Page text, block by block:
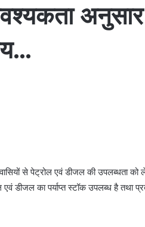
से पेट्रोल एवं डीजल की उपलब्धता को
डीजल का पर्याप्त स्टॉक उपलब्ध है तथा